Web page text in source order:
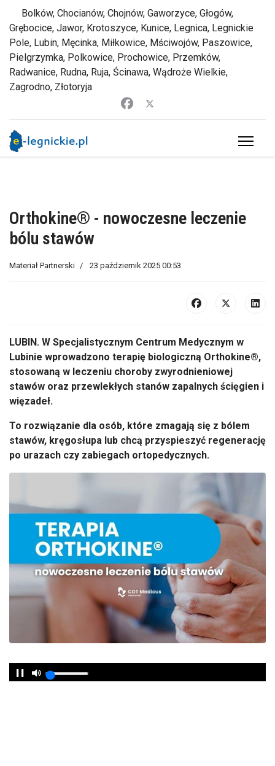
Bolków, Chocianów, Chojnów, Gaworzyce, Głogów,
Grębocice, Jawor, Krotoszyce, Kunice, Legnica, Legnickie
Pole, Lubin, Męcinka, Miłkowice, Mściwojów, Paszowice,
Pielgrzymka, Polkowice, Prochowice, Przemków,
Radwanice, Rudna, Ruja, Ścinawa, Wądroże Wielkie,
Zagrodno, Złotoryja
Orthokine® - nowoczesne leczenie
bólu stawów
Materiał Partnerski 23 październik 2025 00:53
LUBIN. W Specjalistycznym Centrum Medycznym w
Lubinie wprowadzono terapię biologiczną Orthokine®,
stosowaną w leczeniu choroby zwyrodnieniowej
stawów oraz przewlekłych stanów zapalnych ścięgien i
więzadeł.
To rozwiązanie dla osób, które zmagają się z bólem
stawów, kręgosłupa lub chcą przyspieszyć regenerację
po urazach czy zabiegach ortopedycznych.